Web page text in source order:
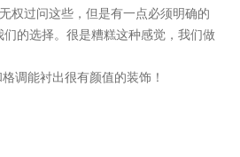
权过问这些，但是有一点必须明确的
的选择。很是糟糕这种感觉，我们做
调能衬出很有颜值的装饰！